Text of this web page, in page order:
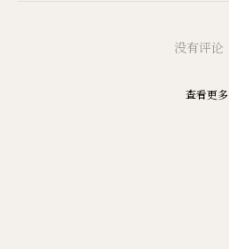
没有评论
查看更多